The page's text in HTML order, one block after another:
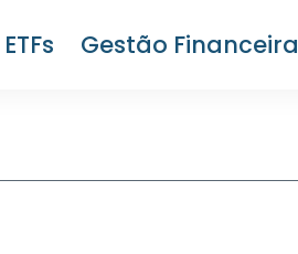
ETFs Gestão Financeira